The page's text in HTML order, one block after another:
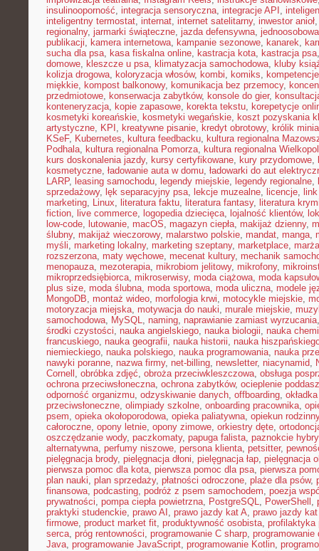
insulinooporność, integracja sensoryczna, integracje API ,
inteligentny termostat, internat, internet satelitarny, inwestor anioł
regionalny, jarmarki świąteczne, jazda defensywna,
publikacji, kamera internetowa, kampanie sezonowe, kanarek,
sucha dla psa, kasa fiskalna online, kastracja kota, kastracja psa
domowe, kleszcze u psa, klimatyzacja samochodowa, kluby
kolizja drogowa, koloryzacja włosów, kombi, komiks,
miękkie, kompost balkonowy, komunikacja bez przemocy,
przedmiotowe, konserwacja zabytków, konsole do gier,
konteneryzacja, kopie zapasowe, korekta tekstu, korepetycje
kosmetyki koreańskie, kosmetyki wegańskie, koszt pozyskania
artystyczne, KPI , kreatywne pisanie, kredyt obrotowy, królik
KSeF, Kubernetes, kultura feedbacku, kultura regionalna
Podhala, kultura regionalna Pomorza, kultura regionalna
kurs doskonalenia jazdy, kursy certyfikowane, kury przydomowe,
kosmetyczne, ładowanie auta w domu, ładowarki do aut
LARP, leasing samochodu, legendy miejskie, legendy regionalne,
sprzedażowy, lęk separacyjny psa, lekcje muzealne, licencje,
marketing, Linux, literatura faktu, literatura fantasy, literatura
fiction, live commerce, logopedia dziecięca, lojalność klientów,
low-code, lutowanie, macOS, magazyn ciepła, makijaż dzienny,
ślubny, makijaż wieczorowy, malarstwo polskie, mandat, manga,
myśli, marketing lokalny, marketing szeptany, marketplace, marża
rozszerzona, maty węchowe, mecenat kultury, mechanik
menopauza, mezoterapia, mikrobiom jelitowy, mikrofony,
mikroprzedsiębiorca, mikroserwisy, moda ciążowa, moda
plus size, moda ślubna, moda sportowa, moda uliczna, modele
MongoDB, montaż wideo, morfologia krwi, motocykle miejskie,
motoryzacja miejska, motywacja do nauki, murale miejskie,
samochodowa, MySQL, naming, naprawianie zamiast wyrzucania
środki czystości, nauka angielskiego, nauka biologii, nauka
francuskiego, nauka geografii, nauka historii, nauka
niemieckiego, nauka polskiego, nauka programowania, nauka
nawyki poranne, nazwa firmy, net-billing, newsletter, niacynamid,
Cornell , obróbka zdjęć, obroża przeciwkleszczowa, obsługa
ochrona przeciwsłoneczna, ochrona zabytków, ocieplenie
odporność organizmu, odzyskiwanie danych, offboarding,
przeciwsłoneczne, olimpiady szkolne, onboarding pracownika,
psem, opieka okołoporodowa, opieka paliatywna, opiekun rodzinny
całoroczne, opony letnie, opony zimowe, orkiestry dęte,
oszczędzanie wody, paczkomaty, papuga falista, paznokcie
alternatywna, perfumy niszowe, persona klienta, petsitter,
pielęgnacja brody, pielęgnacja dłoni, pielęgnacja łap, pielęgnacja
pierwsza pomoc dla kota, pierwsza pomoc dla psa, pierwsza
plan nauki, plan sprzedaży, płatności odroczone, plaże dla psów,
finansowa, podcasting, podróż z psem samochodem, poezja
prywatności, pompa ciepła powietrzna, PostgreSQL, PowerShell ,
praktyki studenckie, prawo AI , prawo jazdy kat A, prawo jazdy
firmowe, product market fit, produktywność osobista, profilaktyka
serca, próg rentowności, programowanie C sharp, programowanie
Java, programowanie JavaScript, programowanie Kotlin,